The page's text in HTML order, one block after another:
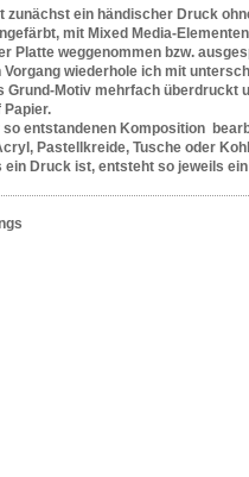
zunächst ein händischer Druck
mit Mixed Media-
Platte weggenommen bzw.
wiederhole ich mit
Grund-Motiv mehrfach
Papier.
so entstandenen Komposition
Pastellkreide, Tusche oder
ein Druck ist, entsteht so jeweils ein